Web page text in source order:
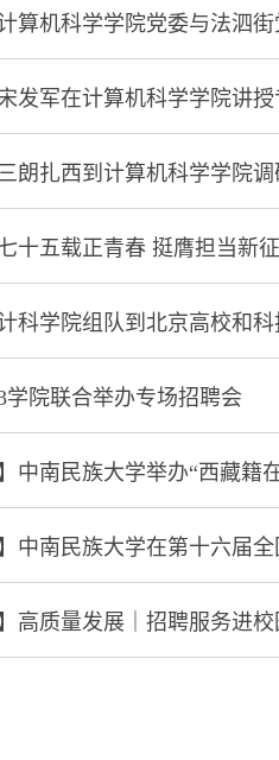
计算机科学学院党委与法泗
发军在计算机科学学院讲
朗扎西到计算机科学学院
七十五载正青春 挺膺担当新
科学院组队到北京高校和
学院联合举办专场招聘会
中南民族大学举办“西藏
】中南民族大学在第十六届
】高质量发展｜招聘服务进